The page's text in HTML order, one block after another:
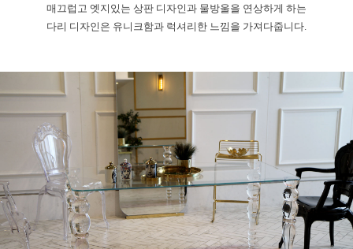
매끄럽고 엣지있는 상판 디자인과 물방울을 연상하게 하는
다리 디자인은 유니크함과 럭셔리한 느낌을 가져다줍니다.